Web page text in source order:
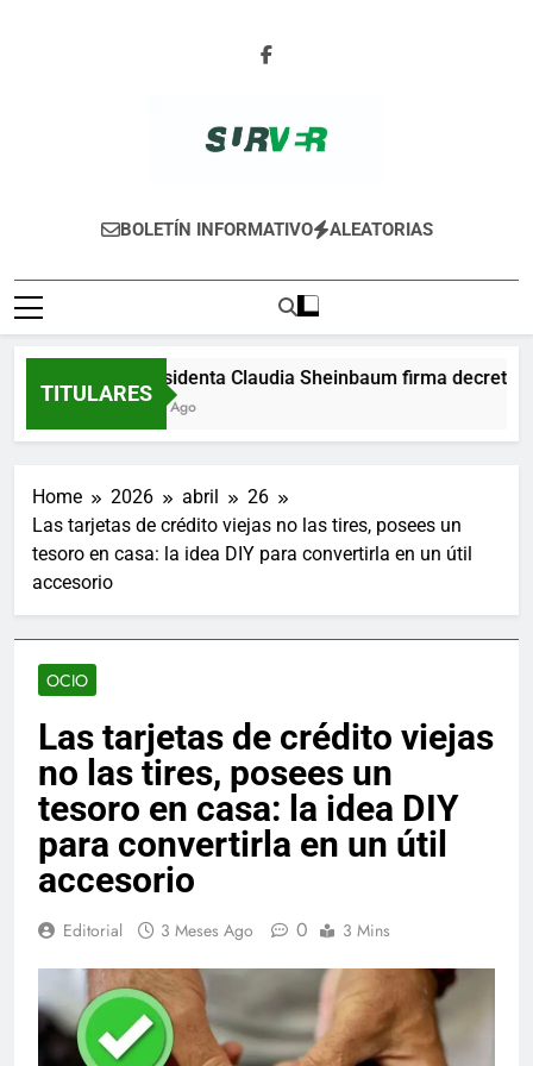
SURVER
BOLETÍN INFORMATIVO ALEATORIAS
TITULARES
Presidenta Claudia Sheinbaum firma decreto
1 Día Ago
Home 2026 abril
26
Las tarjetas de crédito viejas no las tires, posees un
tesoro en casa: la idea DIY para convertirla en un útil
accesorio
OCIO
Las tarjetas de crédito viejas
no las tires, posees un
tesoro en casa: la idea DIY
para convertirla en un útil
accesorio
Editorial 3 Meses Ago 0 3 Mins